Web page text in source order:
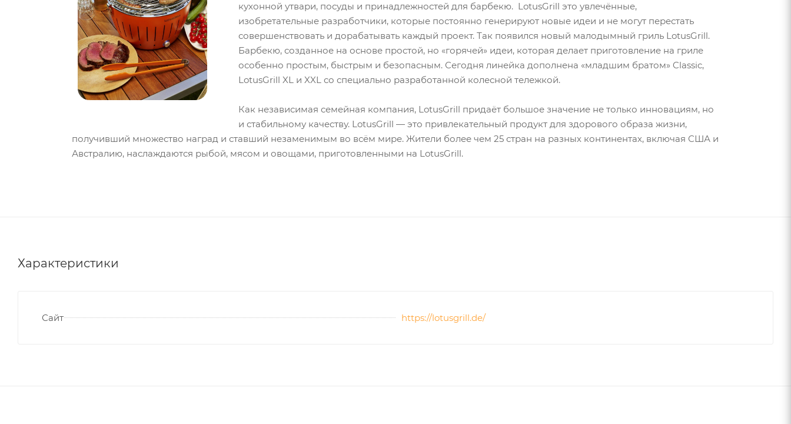
кухонной утвари, посуды и принадлежностей для барбекю. LotusGrill это увлечённые,
изобретательные разработчики, которые постоянно генерируют новые идеи и не могут перестать
совершенствовать и дорабатывать каждый проект. Так появился новый малодымный гриль LotusGrill.
Барбекю, созданное на основе простой, но «горячей» идеи, которая делает приготовление на гриле
особенно простым, быстрым и безопасным. Сегодня линейка дополнена «младшим братом» Classic,
LotusGrill XL и XXL со специально разработанной колесной тележкой.
Как независимая семейная компания, LotusGrill придаёт большое значение не только инновациям, но
и стабильному качеству. LotusGrill — это привлекательный продукт для здорового образа жизни,
получивший множество наград и ставший незаменимым во всём мире. Жители более чем 25 стран на разных континентах, включая США и
Австралию, наслаждаются рыбой, мясом и овощами, приготовленными на LotusGrill.
Характеристики
Сайт https://lotusgrill.de/